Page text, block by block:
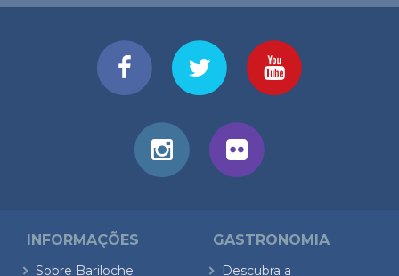
INFORMAÇÕES
Sobre Bariloche
GASTRONOMIA
Descubra a